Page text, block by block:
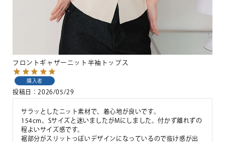
フロントギャザーニット半袖トップス
購入者
投稿日 2026/05/29
サラッとしたニット素材で、着心地が良いです。
154cm、Sサイズと迷いましたがMにしました。付かず離れずの
程よいサイズ感です。
裾部分がスリットっぽいデザインになっているので抜け感が出